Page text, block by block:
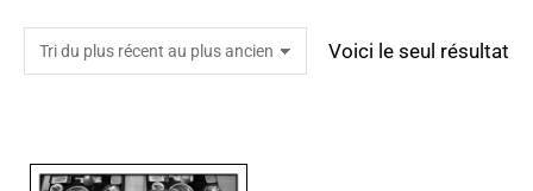
Voici le seul résultat